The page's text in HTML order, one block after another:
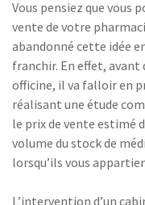
Vous pensiez que vous
vente de votre
abandonné cette idée
franchir. En effet, avant
officine, il va falloir en
réalisant une étude
le prix de vente estimé
volume du stock de
lorsqu’ils vous
L’intervention d’un